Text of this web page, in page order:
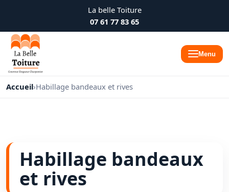
La belle Toiture
07 61 77 83 65
Menu
Accueil›Habillage bandeaux et rives
Habillage bandeaux
et rives